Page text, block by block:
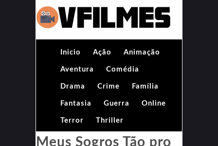
Inicio Ação Animação
Aventura Comédia
Drama Crime Família
Fantasia Guerra Online
Terror Thriller
Meus Sogros Tão pro